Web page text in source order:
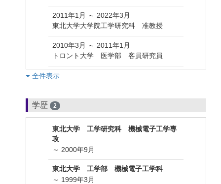
2011年1月 ～ 2022年3月
東北大学大学院工学研究科 准教授
2010年3月 ～ 2011年1月
トロント大学 医学部 客員研究員
︎全件表示
学歴 2
東北大学 工学研究科 機械電子工学専
攻
～ 2000年9月
東北大学 工学部 機械電子工学科
～ 1999年3月